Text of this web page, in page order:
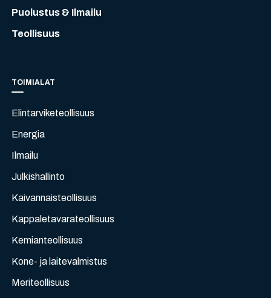
Puolustus & Ilmailu
Teollisuus
TOIMIALAT
Elintarviketeollisuus
Energia
Ilmailu
Julkishallinto
Kaivannaisteollisuus
Kappaletavarateollisuus
Kemianteollisuus
Kone- ja laitevalmistus
Meriteollisuus